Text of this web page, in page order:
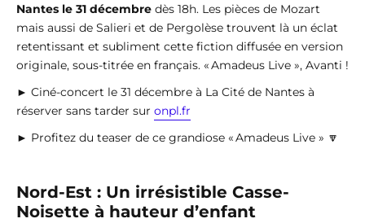
Nantes le 31 décembre dès 18h. Les pièces de Mozart
mais aussi de Salieri et de Pergolèse trouvent là un éclat
retentissant et subliment cette fiction diffusée en version
originale, sous-titrée en français. « Amadeus Live », Avanti !
► Ciné-concert le 31 décembre à La Cité de Nantes à
réserver sans tarder sur onpl.fr
► Profitez du teaser de ce grandiose « Amadeus Live » 🔽
Nord-Est : Un irrésistible Casse-
Noisette à hauteur d’enfant